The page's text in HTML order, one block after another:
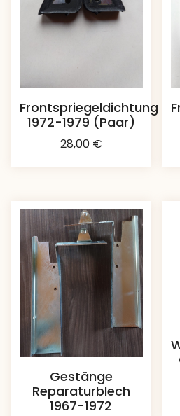
Frontspriegeldichtung
1972-1979 (Paar)
28,00 €
Gestänge
Reparaturblech
1967-1972